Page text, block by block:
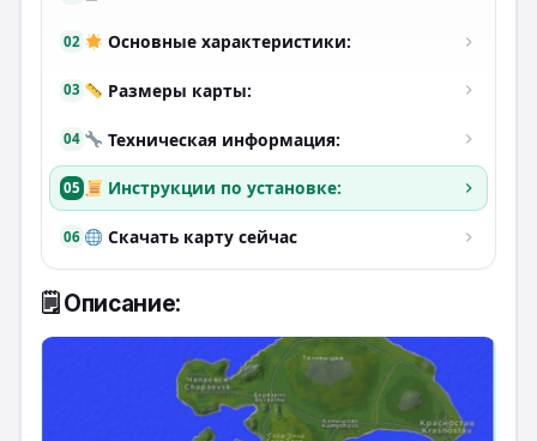
02 Основные характеристики:
03 Размеры карты:
04 Техническая информация:
05 Инструкции по установке:
06 Скачать карту сейчас
🗒 Описание: